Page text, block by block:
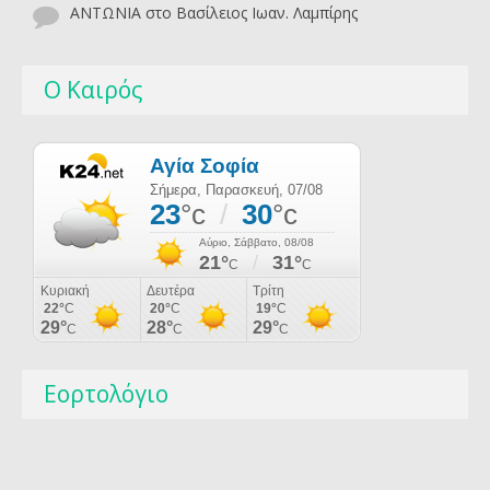
ΑΝΤΩΝΙΑ στο Βασίλειος Ιωαν. Λαμπίρης
Ο Καιρός
Εορτολόγιο